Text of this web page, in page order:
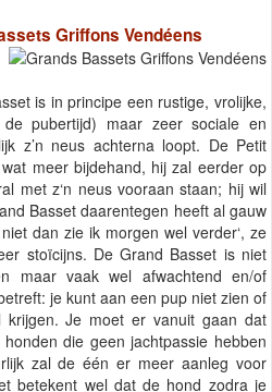
Griffons Vendéens
is in principe een rustige, vrolijke,
pubertijd) maar zeer sociale en
z’n neus achterna loopt. De Petit
meer bijdehand, hij zal eerder op
met z‘n neus vooraan staan; hij wil
Basset daarentegen heeft al gauw
dan zie ik morgen wel verder‘, ze
stoïcijns. De Grand Basset is niet
maar vaak wel afwachtend en/of
je kunt aan een pup niet zien of
Je moet er vanuit gaan dat
die geen jachtpassie hebben
zal de één er meer aanleg voor
betekent wel dat de hond zodra je